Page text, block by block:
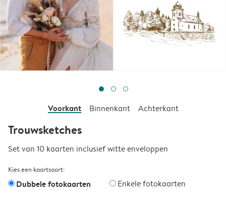
Voorkant Binnenkant Achterkant
Trouwsketches
Set van 10 kaarten inclusief witte enveloppen
Kies een kaartsoort:
Dubbele fotokaarten Enkele fotokaarten